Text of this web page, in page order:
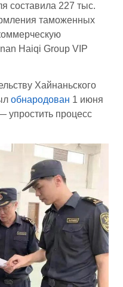
составила 227 тыс.
таможенных
Haiqi Group VIP
Хайнаньского
обнародован 1 июня
упростить процесс